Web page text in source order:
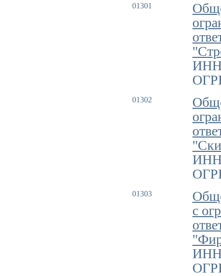
01301
ИНН
01302
ИНН
01303
с
ИНН